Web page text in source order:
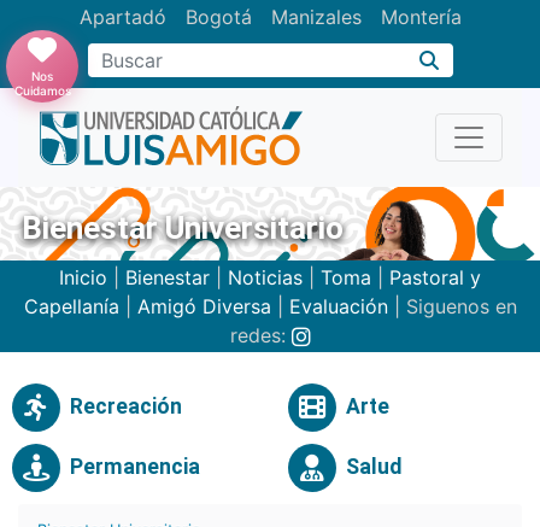
Apartadó Bogotá Manizales Montería
Buscar
Nos
Cuidamos
Bienestar Universitario
Inicio Bienestar Noticias Toma
Pastoral y
Capellanía
Amigó Diversa Evaluación| Siguenos en
redes:
Recreación Arte
Permanencia Salud